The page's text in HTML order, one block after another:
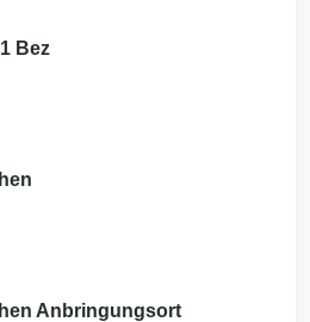
Bez
Anbringungsort